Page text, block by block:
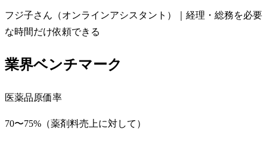
フジ子さん（オンラインアシスタント）｜経理・総務を必要
な時間だけ依頼できる
業界ベンチマーク
医薬品原価率
70〜75%（薬剤料売上に対して）